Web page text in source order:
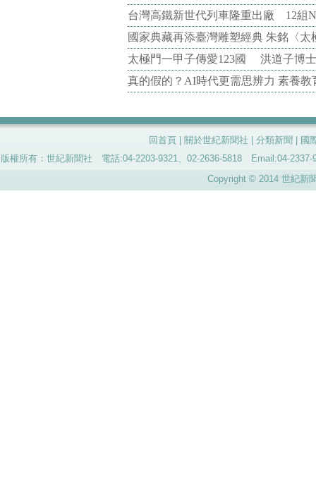
台灣高鐵新世代列車隆重出廠 12組
國家典藏再添臺灣雕塑經典 朱銘〈
太極門一甲子傳愛123國 洪道子博
真的假的？AI時代更需思辨力 素養
回首頁 關於世紀新聞社 分類新聞
國
版權所有：世紀新聞社 電話:04-2203-9321、02-2636-5818 Email:04-
Copyright © 2014 世紀新